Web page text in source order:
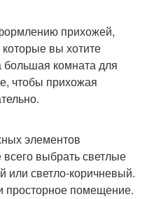
прихожей,
вы хотите
комната для
чтобы прихожая
элементов
выбрать светлые
или светло-коричневый.
просторное помещение.